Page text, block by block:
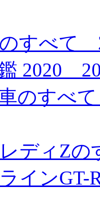
すべて
2020
のすべ
ディZ
イン